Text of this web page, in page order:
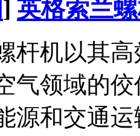
] 英格索兰
杆机以其
气领域的
源和交通